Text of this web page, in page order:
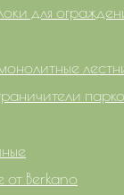
для
Berkano